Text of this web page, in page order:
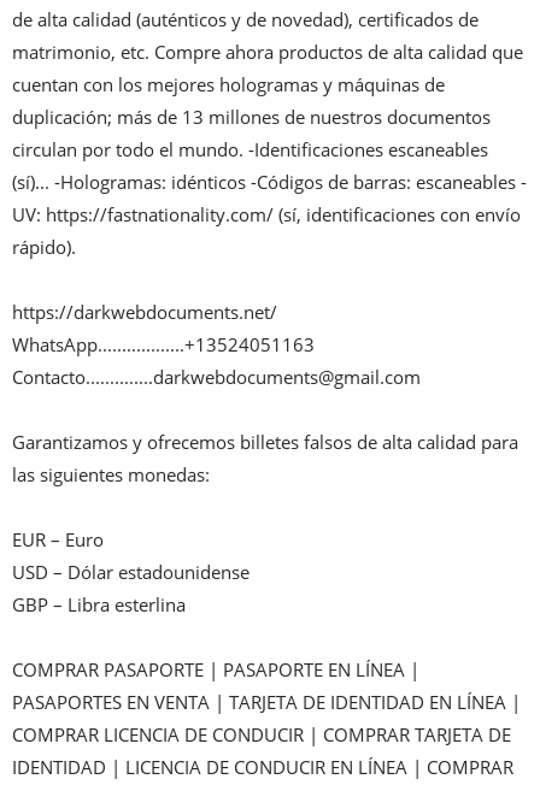
de alta calidad (auténticos y de novedad), certificados de
matrimonio, etc. Compre ahora productos de alta calidad que
cuentan con los mejores hologramas y máquinas de
duplicación; más de 13 millones de nuestros documentos
circulan por todo el mundo. -Identificaciones escaneables
(sí)... -Hologramas: idénticos -Códigos de barras: escaneables -
UV: https://fastnationality.com/ (sí, identificaciones con envío
rápido).
https://darkwebdocuments.net/
WhatsApp..................+13524051163
Contacto..............darkwebdocuments@gmail.com
Garantizamos y ofrecemos billetes falsos de alta calidad para
las siguientes monedas:
EUR – Euro
USD – Dólar estadounidense
GBP – Libra esterlina
COMPRAR PASAPORTE | PASAPORTE EN LÍNEA |
PASAPORTES EN VENTA | TARJETA DE IDENTIDAD EN LÍNEA |
COMPRAR LICENCIA DE CONDUCIR | COMPRAR TARJETA DE
IDENTIDAD | LICENCIA DE CONDUCIR EN LÍNEA | COMPRAR